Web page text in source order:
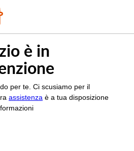
è in
per te. Ci scusiamo per il
assistenza è a tua disposizione